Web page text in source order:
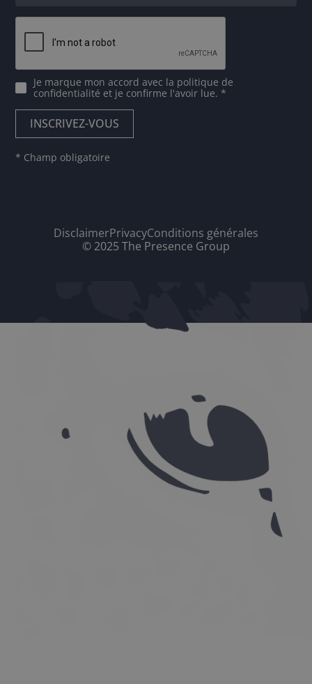
Je marque mon accord avec la politique de
confidentialité et je confirme l'avoir lue. *
* Champ obligatoire
DisclaimerPrivacyConditions générales
© 2025 The Presence Group